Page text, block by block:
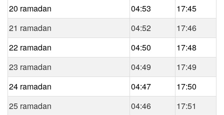
20 ramadan
04:53
17:45
21 ramadan
04:52
17:46
22 ramadan
04:50
17:48
23 ramadan
04:49
17:49
24 ramadan
04:47
17:50
25 ramadan
04:46
17:51